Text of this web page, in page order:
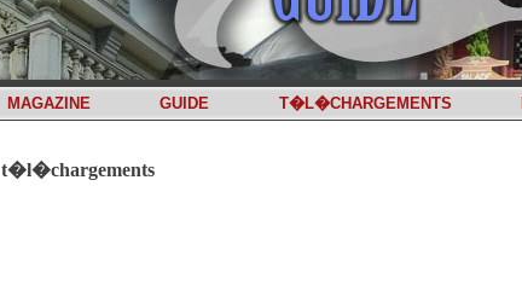
MAGAZINE GUIDE T�L�CHARGEMENTS
t�l�chargements